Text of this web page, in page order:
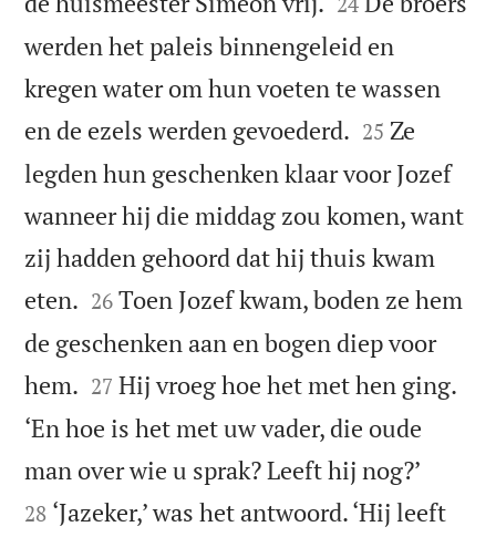
werden het paleis binnengeleid en
kregen water om hun voeten te wassen
en de ezels werden gevoederd. 

25 Ze
legden hun geschenken klaar voor Jozef
wanneer hij die middag zou komen, want
zij hadden gehoord dat hij thuis kwam
eten. 

26 Toen Jozef kwam, boden ze hem
de geschenken aan en bogen diep voor
hem. 

27 Hij vroeg hoe het met hen ging.
‘En hoe is het met uw vader, die oude
man over wie u sprak? Leeft hij nog?’
28 ‘Jazeker,’ was het antwoord. ‘Hij leeft